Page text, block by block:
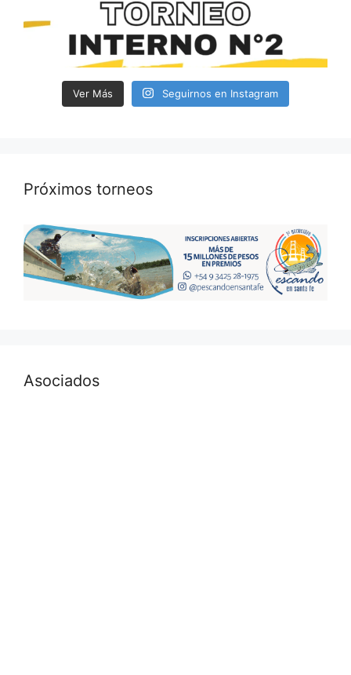
Ver Más Seguirnos en Instagram
Próximos torneos
Asociados